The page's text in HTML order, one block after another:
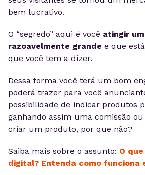
bem lucrativo.
O “segredo” aqui é você atingir
razoavelmente grande e que
que você tem a dizer.
Dessa forma você terá um bom
poderá trazer para você
possibilidade de indicar produtos
ganhando assim uma comissão
criar um produto, por que não?
Saiba mais sobre o assunto: O
digital? Entenda como funciona